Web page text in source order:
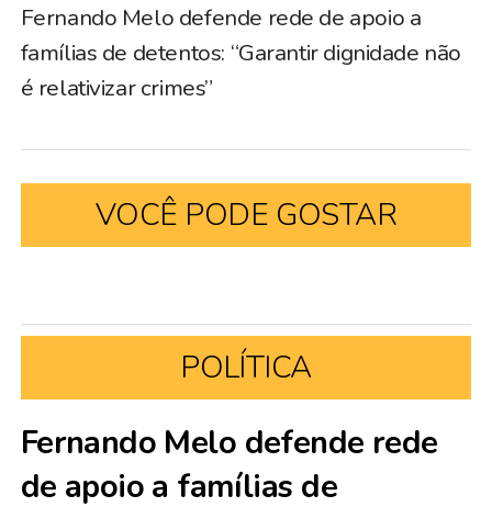
Fernando Melo defende rede de apoio a
famílias de detentos: “Garantir dignidade não
é relativizar crimes”
VOCÊ PODE GOSTAR
POLÍTICA
Fernando Melo defende rede
de apoio a famílias de